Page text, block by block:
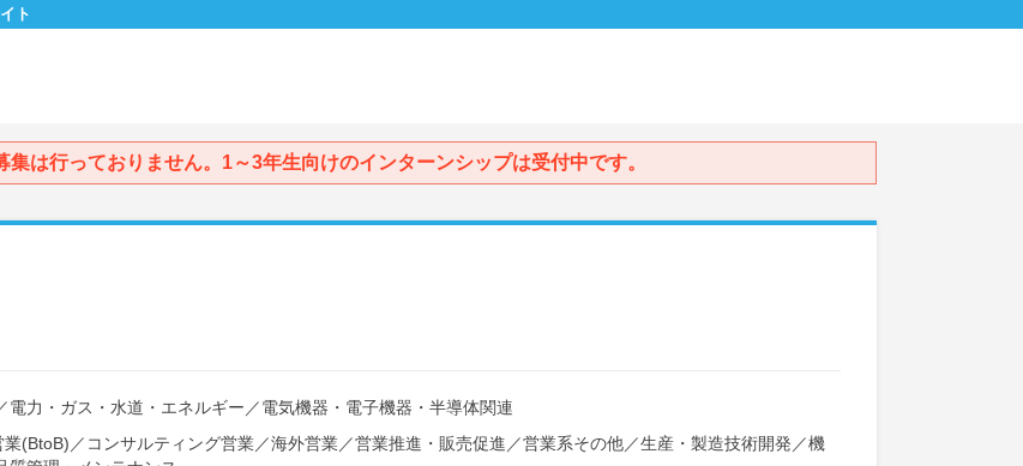
ト
は行っておりません。1～3年生向けのインターンシップは受付中です。
電力・ガス・水道・エネルギー ／電気機器・電子機器・半導体関連
業(BtoB) ／ コンサルティング営業／海外営業／営業推進・販売促進 ／営業系その他／生産・製造技術開発 ／機